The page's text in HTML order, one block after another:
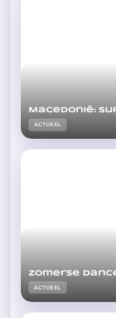
Macedonië:
ACTUEEL
Zomerse
ACTUEEL